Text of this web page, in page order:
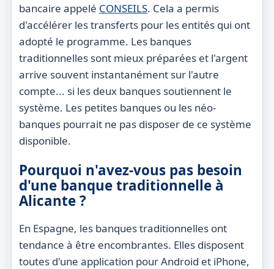
bancaire appelé CONSEILS. Cela a permis
d'accélérer les transferts pour les entités qui ont
adopté le programme. Les banques
traditionnelles sont mieux préparées et l'argent
arrive souvent instantanément sur l'autre
compte... si les deux banques soutiennent le
système. Les petites banques ou les néo-
banquespourrait ne pas disposer de ce système
disponible.
Pourquoi n'avez-vous pas besoin
d'une banque traditionnelle à
Alicante ?
En Espagne, les banques traditionnelles ont
tendance à être encombrantes. Elles disposent
toutes d'une application pour Android et iPhone,